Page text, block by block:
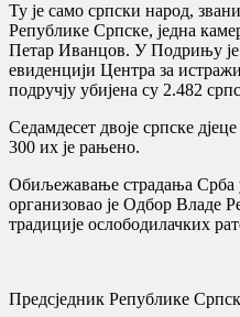
Ту је само српски народ,
Републике Српске, једна
Петар Иванцов. У Подрињу је
евиденцији Центра за
подручју убијена су 2.482
Седамдесет двоје српске
300 их је рањено.
Обиљежавање страдања
организовао је Одбор Владе
традиције ослободилачких
Предсједник Републике